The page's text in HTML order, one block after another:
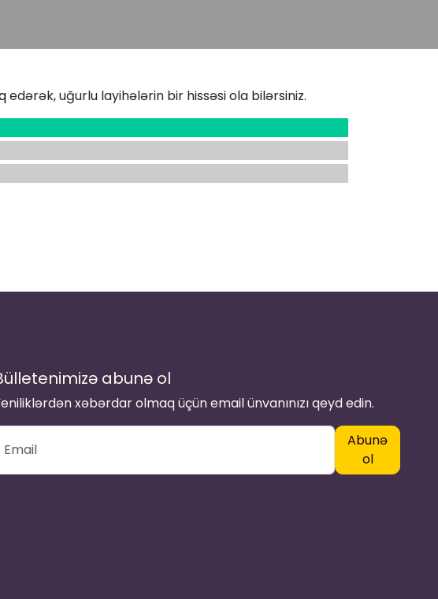
edərək, uğurlu layihələrin bir hissəsi ola bilərsiniz.
abunə ol
xəbərdar olmaq üçün email ünvanınızı qeyd edin.
Abunə
ol